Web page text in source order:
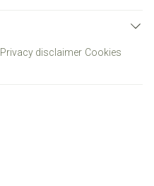
Privacy disclaimer Cookies